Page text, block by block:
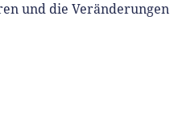
und die Veränderungen